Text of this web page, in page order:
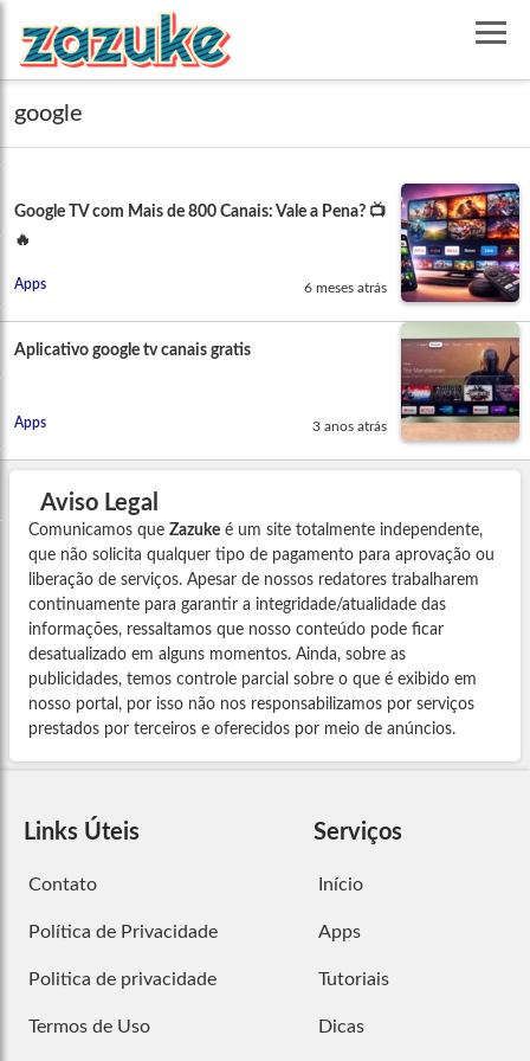
google
Google TV com Mais de 800 Canais: Vale a Pena? 📺
🔥
Apps 6 meses atrás
Aplicativo google tv canais gratis
Apps 3 anos atrás
Aviso Legal
Comunicamos que Zazuke é um site totalmente independente,
que não solicita qualquer tipo de pagamento para aprovação ou
liberação de serviços. Apesar de nossos redatores trabalharem
continuamente para garantir a integridade/atualidade das
informações, ressaltamos que nosso conteúdo pode ficar
desatualizado em alguns momentos. Ainda, sobre as
publicidades, temos controle parcial sobre o que é exibido em
nosso portal, por isso não nos responsabilizamos por serviços
prestados por terceiros e oferecidos por meio de anúncios.
Links Úteis
Contato
Política de Privacidade
Politica de privacidade
Termos de Uso
Serviços
Início
Apps
Tutoriais
Dicas